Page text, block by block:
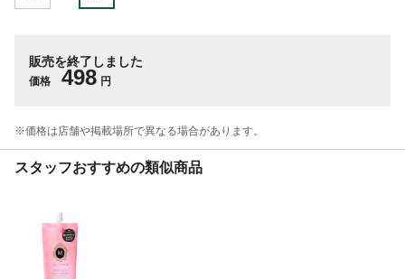
販売を終了しました
価格 498 円
※価格は​店舗や​掲載場所で​異なる​場合が​あります。
スタッフおすすめの類似商品